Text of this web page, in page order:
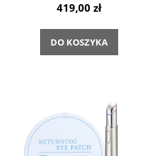
419,00 zł
DO KOSZYKA